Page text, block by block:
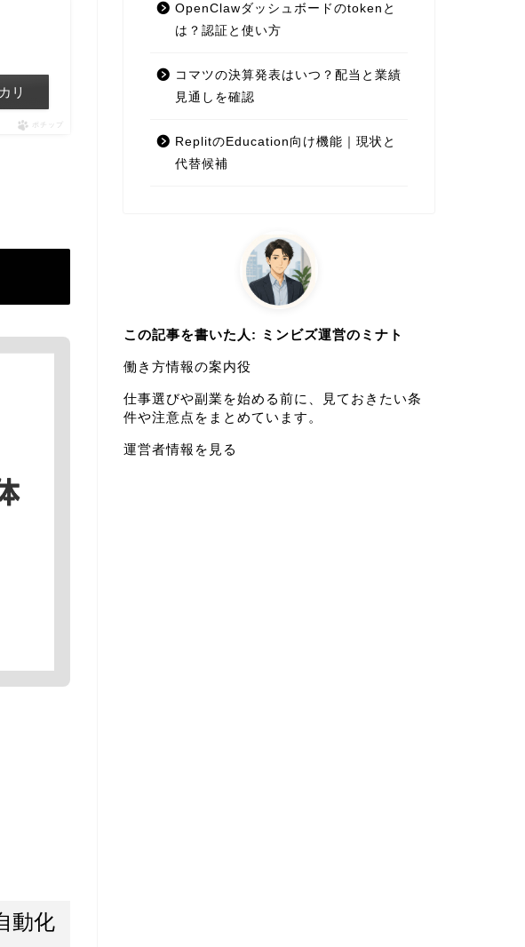
リ
ポチップ
動化
OpenClawダッシュボードのtokenと
は？認証と使い方
コマツの決算発表はいつ？配当と業績
見通しを確認
ReplitのEducation向け機能｜現状と
代替候補
この記事を書いた人: ミンビズ運営のミナト
働き方情報の案内役
仕事選びや副業を始める前に、見ておきたい条
件や注意点をまとめています。
運営者情報を見る